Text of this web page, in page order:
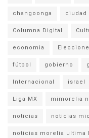
changoonga ciudad
Columna Digital
economia
fútbol gobierno
Internacional israel
Liga MX mimorelia
noticias noticias
noticias morelia ultima